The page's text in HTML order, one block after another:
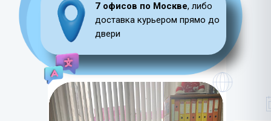
LET'S GO!
7 офисов по Москве, либо
доставка курьером прямо до
двери